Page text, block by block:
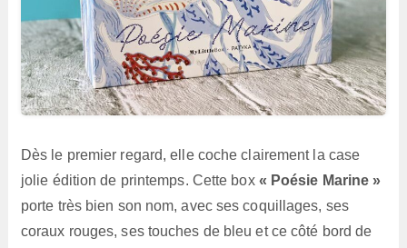
Dès le premier regard, elle coche clairement la case
jolie édition de printemps. Cette box « Poésie Marine »
porte très bien son nom, avec ses coquillages, ses
coraux rouges, ses touches de bleu et ce côté bord de